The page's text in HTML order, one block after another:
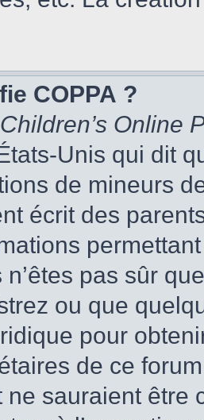
COPPA ?
Children’s Online
Unis qui dit
de mineurs
écrit des
pas sûr
ou que
pour
de ce
ne sauraient être